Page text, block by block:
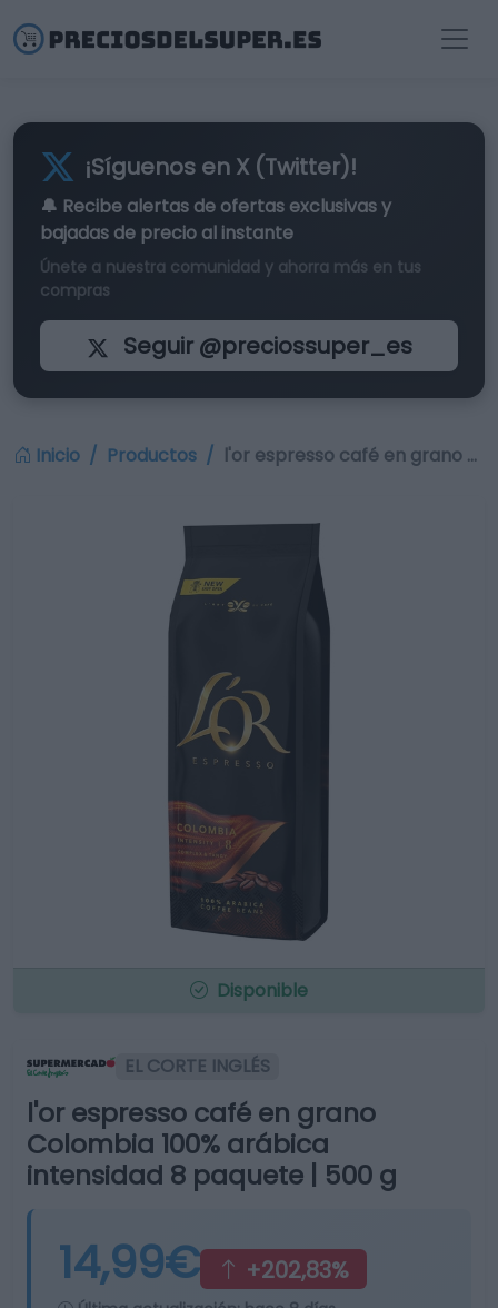
¡Síguenos en X (Twitter)!
🔔 Recibe alertas de ofertas exclusivasy
bajadas de precio al instante
Únete a nuestra comunidad y ahorra más en tus
compras
Seguir @preciossuper_es
Inicio Productos l'or espresso café en grano …
Disponible
EL CORTE INGLÉS
l'or espresso café en grano
Colombia 100% arábica
intensidad 8 paquete | 500 g
14,99€ +202,83%